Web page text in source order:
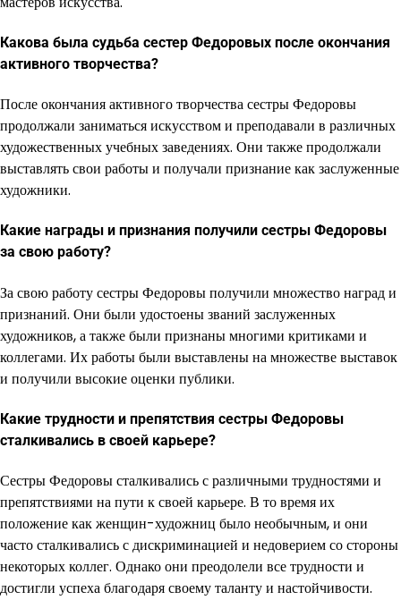
Какова была судьба сестер Федоровых после окончания
активного творчества?
После окончания активного творчества сестры Федоровы
продолжали заниматься искусством и преподавали в различных
художественных учебных заведениях. Они также продолжали
выставлять свои работы и получали признание как заслуженные
художники.
Какие награды и признания получили сестры Федоровы
за свою работу?
За свою работу сестры Федоровы получили множество наград и
признаний. Они были удостоены званий заслуженных
художников, а также были признаны многими критиками и
коллегами. Их работы были выставлены на множестве выставок
и получили высокие оценки публики.
Какие трудности и препятствия сестры Федоровы
сталкивались в своей карьере?
Сестры Федоровы сталкивались с различными трудностями и
препятствиями на пути к своей карьере. В то время их
положение как женщин-художниц было необычным, и они
часто сталкивались с дискриминацией и недоверием со стороны
некоторых коллег. Однако они преодолели все трудности и
достигли успеха благодаря своему таланту и настойчивости.